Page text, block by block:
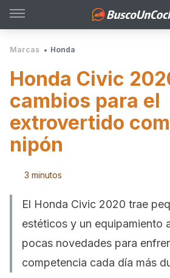
Marcas Honda
Honda Civic
cambios para el
extrovertido
nipón
3 minutos
El Honda Civic 2020 trae
estéticos y un equipamiento
pocas novedades para
competencia cada día más